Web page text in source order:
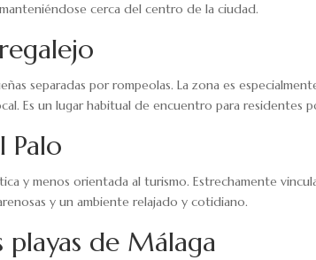
cerca del centro de la ciudad.
separadas por rompeolas. La zona es
Es un lugar habitual de encuentro para residentes
Palo
y menos orientada al turismo. Estrechamente
y un ambiente relajado y cotidiano.
playas de Málaga